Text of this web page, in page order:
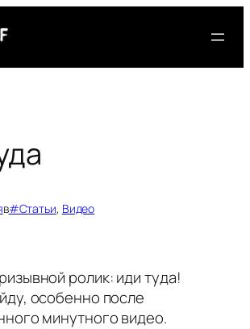
в#Статьи, Видео
ролик: иди туда!
особенно после
минутного видео.